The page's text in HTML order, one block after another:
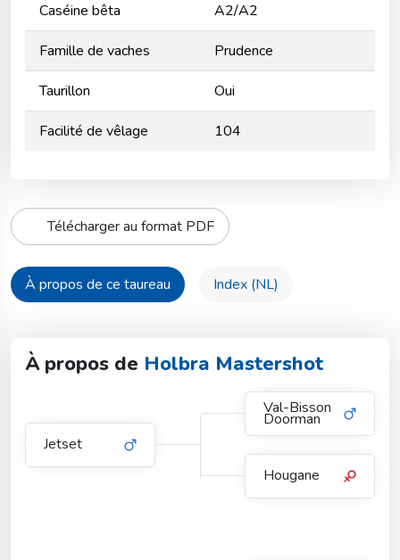
Caséine bêta A2/A2
Famille de vaches Prudence
Taurillon Oui
Facilité de vêlage 104
À propos de ce taureau Index (NL)
Télécharger au format PDF
À propos de Holbra Mastershot
Jetset
Val-Bisson
Doorman
Hougane